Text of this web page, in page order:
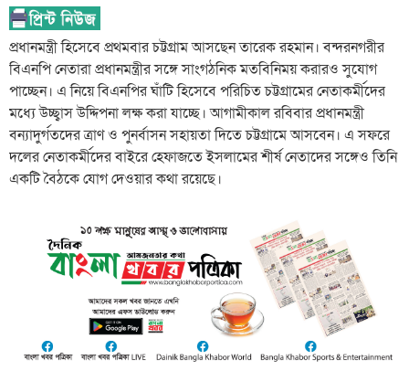
প্রধানমন্ত্রী হিসেবে প্রথমবার চট্টগ্রাম আসছেন তারেক রহমান। বন্দরনগরীর
বিএনপি নেতারা প্রধানমন্ত্রীর সঙ্গে সাংগঠনিক মতবিনিময় করারও সুযোগ
পাচ্ছেন। এ নিয়ে বিএনপির ঘাঁটি হিসেবে পরিচিত চট্টগ্রামের নেতাকর্মীদের
মধ্যে উচ্ছ্বাস উদ্দিপনা লক্ষ করা যাচ্ছে। আগামীকাল রবিবার প্রধানমন্ত্রী
বন্যাদুর্গতদের ত্রাণ ও পুনর্বাসন সহায়তা দিতে চট্টগ্রামে আসবেন। এ সফরে
দলের নেতাকর্মীদের বাইরে হেফাজতে ইসলামের শীর্ষ নেতাদের সঙ্গেও তিনি
একটি বৈঠকে যোগ দেওয়ার কথা রয়েছে।